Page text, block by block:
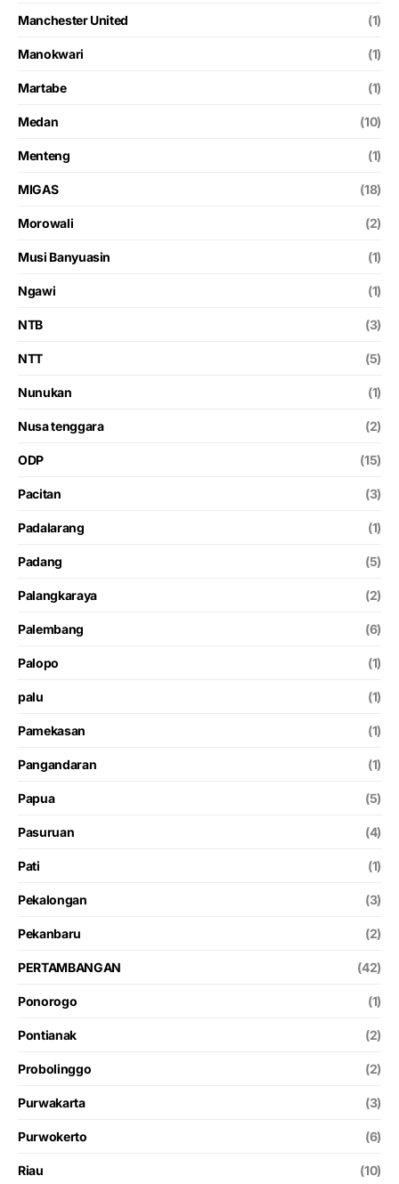
Manchester United (1)
Manokwari (1)
Martabe (1)
Medan (10)
Menteng (1)
MIGAS (18)
Morowali (2)
Musi Banyuasin (1)
Ngawi (1)
NTB (3)
NTT (5)
Nunukan (1)
Nusa tenggara (2)
ODP (15)
Pacitan (3)
Padalarang (1)
Padang (5)
Palangkaraya (2)
Palembang (6)
Palopo (1)
palu (1)
Pamekasan (1)
Pangandaran (1)
Papua (5)
Pasuruan (4)
Pati (1)
Pekalongan (3)
Pekanbaru (2)
PERTAMBANGAN (42)
Ponorogo (1)
Pontianak (2)
Probolinggo (2)
Purwakarta (3)
Purwokerto (6)
Riau (10)